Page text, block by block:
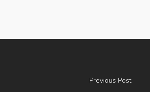
Previous Post